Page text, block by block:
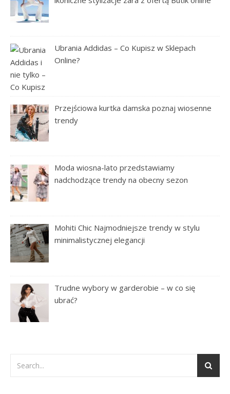
Ubrania Addidas – Co Kupisz w Sklepach
Online?
Przejściowa kurtka damska poznaj wiosenne
trendy
Moda wiosna-lato przedstawiamy
nadchodzące trendy na obecny sezon
Mohiti Chic Najmodniejsze trendy w stylu
minimalistycznej elegancji
Trudne wybory w garderobie – w co się
ubrać?